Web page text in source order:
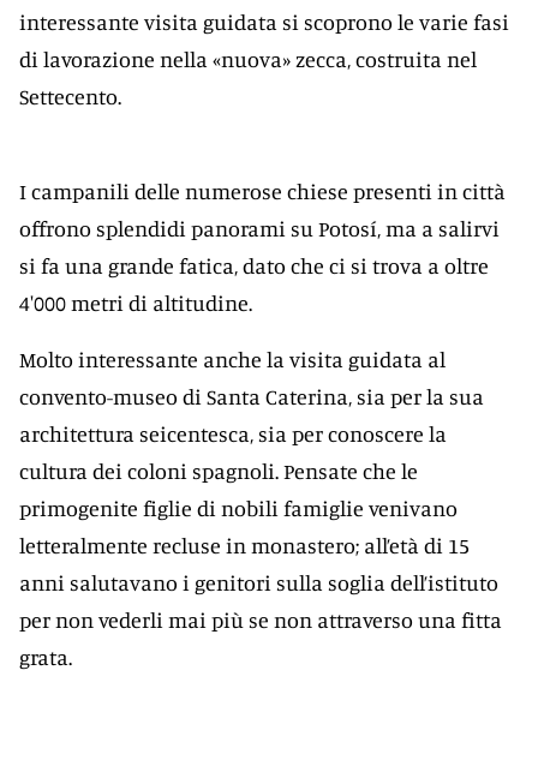
interessante visita guidata si scoprono le varie fasi
di lavorazione nella «nuova» zecca, costruita nel
Settecento.
I campanili delle numerose chiese presenti in città
offrono splendidi panorami su Potosí, ma a salirvi
si fa una grande fatica, dato che ci si trova a oltre
4'000 metri di altitudine.
Molto interessante anche la visita guidata al
convento-museo di Santa Caterina, sia per la sua
architettura seicentesca, sia per conoscere la
cultura dei coloni spagnoli. Pensate che le
primogenite figlie di nobili famiglie venivano
letteralmente recluse in monastero; all’età di 15
anni salutavano i genitori sulla soglia dell’istituto
per non vederli mai più se non attraverso una fitta
grata.